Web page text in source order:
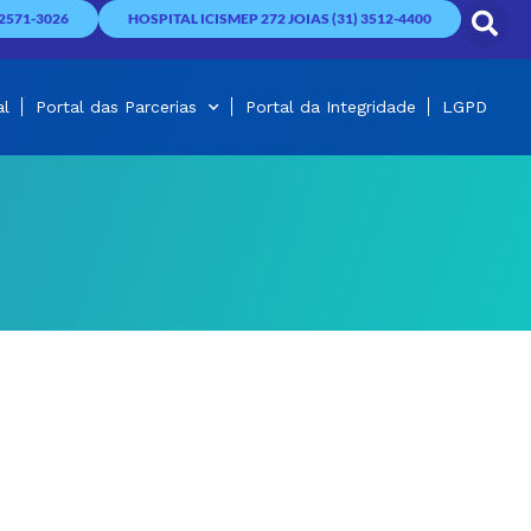
3026 HOSPITAL ICISMEP 272 JOIAS (31) 3512-4400
Portal das Parcerias Portal da Integridade LGPD